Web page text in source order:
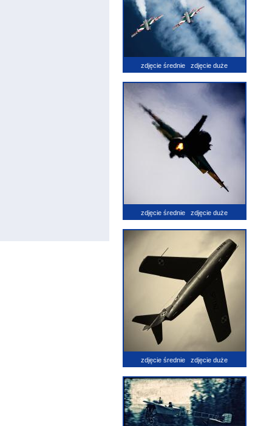
zdjęcie średnie zdjęcie duże
zdjęcie średnie zdjęcie duże
zdjęcie średnie zdjęcie duże